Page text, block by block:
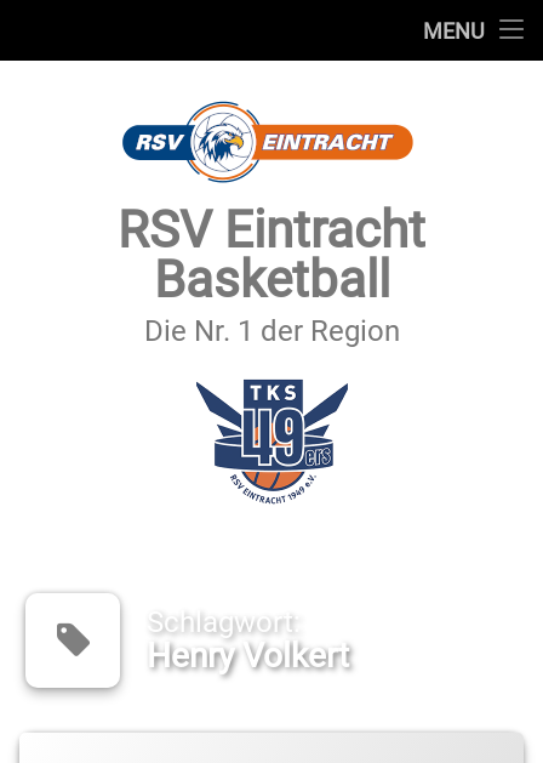
MENU
SECHSTER MANN
IMPRESSUM & DATENSCHUTZ
RSV Eintracht
Basketball
Die Nr. 1 der Region
Schlagwort:
Henry Volkert